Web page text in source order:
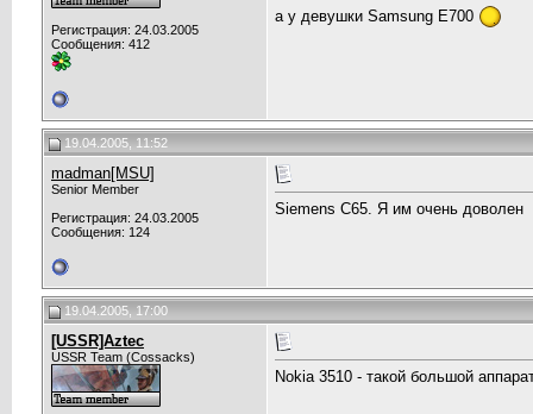
Регистрация: 24.03.2005
Сообщения: 412
а у девушки Samsung E700
19.04.2005, 11:52
madman[MSU]
Senior Member
Регистрация: 24.03.2005
Сообщения: 124
Siemens C65. Я им очень доволен
19.04.2005, 17:00
[USSR]Aztec
USSR Team (Cossacks)
Nokia 3510 - такой большой